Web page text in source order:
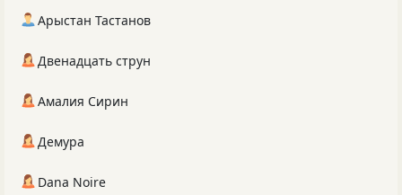
Арыстан Тастанов
Двенадцать струн
Амалия Сирин
Демура
Dana Noire